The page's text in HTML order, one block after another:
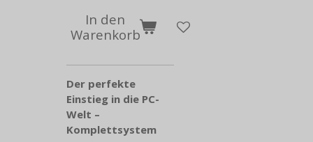
In den
Warenkorb
Der perfekte
Einstieg in die PC-
Welt –
Komplettsystem